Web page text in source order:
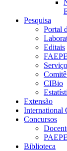
Pesquisa
Portal
Editais
CIBio
Extensão
International
Concursos
PAEPE
Biblioteca